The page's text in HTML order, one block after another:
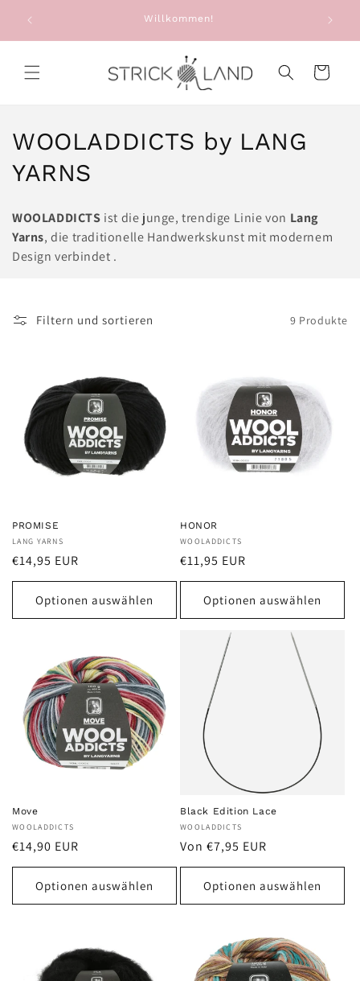
Inhalt
Willkommen! Sie
Warenkorb
K
a
e
g
r
WOOLADDICTS by LANG
YARNS
WOOLADDICTS ist die junge, trendige Linie von Lang
Yarns, die traditionelle Handwerkskunst mit modernem
Design verbindet .
Filtern und sortieren 9 Produkte
PROMISE
Anbieter:
LANG YARNS
Normaler
Preis
€14,95 EUR
Optionen auswählen
HONOR
Anbieter:
WOOLADDICTS
Normaler
Preis
€11,95 EUR
Optionen auswählen
Move
Anbieter:
WOOLADDICTS
Normaler
Preis
€14,90 EUR
Optionen auswählen
Black Edition Lace
Anbieter:
WOOLADDICTS
Normaler
Preis
Von €7,95 EUR
Optionen auswählen